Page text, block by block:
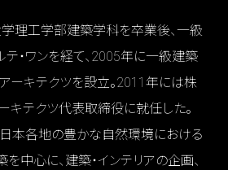
理工学部建築学科を卒業後、一級
・ワンを経て、2005年に一級建築
ーキテクツを設立。2011年には株
キテクツ代表取締役に就任した。
本各地の豊かな自然環境における
を中心に、建築・インテリアの企画、